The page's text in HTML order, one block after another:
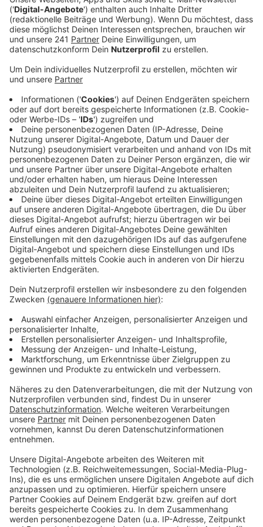
Erfolg für die Initiative aus der Eifel gegen
unnötigen Motorradlärm. Am Freitag waren die
Mitglieder besonders stolz, weil der Bundesrat in
Berlin über das Thema beraten hat. Es gehe jetzt
Miteinander in unserer Heimat, damit der Kreis
Rosenke.
Eine Petition aus der Nord-Eifel gegen unnötigen
Motorradlärm ist zwar nur langsam angelaufen.
Aber die Initiative kann trotzdem den ersten Erfolg
feiern.
Der Bundesrat befasste sich am Freitag mit
möglichen Lösungen gegen zu laute Motorräder.
NRW-Ministerpräsident Laschet hat den Bundesrat
gebeten, den bei uns in der Region gegründeten
Verein Silent Rider zu unterstützen, damit die
Kampagne sich bis zur EU durchsetzen kann. In
3.000 Unterstützer gesammelt. Das ist nur ein
Bruchteil der Stimmen, die der Verein eigentlich
bräuchte.
Auch Bad Münstereifel, Schleiden und Nettersheim
sowie viele andere Eifel-Orte und Landkreise
unterstützen die Initiative. Sie wollen strenge
Regeln für manipulierte Motorräder und mehr Ruhe
für Anwohner erreichen. Dabei geht es ihnen um
die rücksichtslosen Motorradfahrer.
Veröffentlicht:
Anzeige